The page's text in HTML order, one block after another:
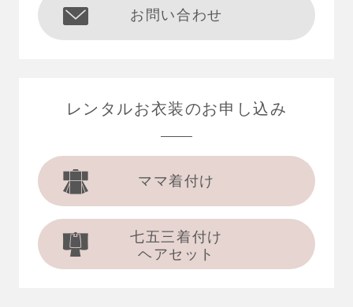
お問い合わせ
レンタルお衣装のお申し込み
ママ着付け
七五三着付け
ヘアセット